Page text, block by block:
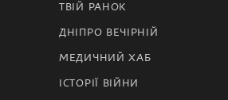
ТВІЙ РАНОК
ДНІПРО ВЕЧІРНІЙ
МЕДИЧНИЙ ХАБ
ІСТОРІЇ ВІЙНИ